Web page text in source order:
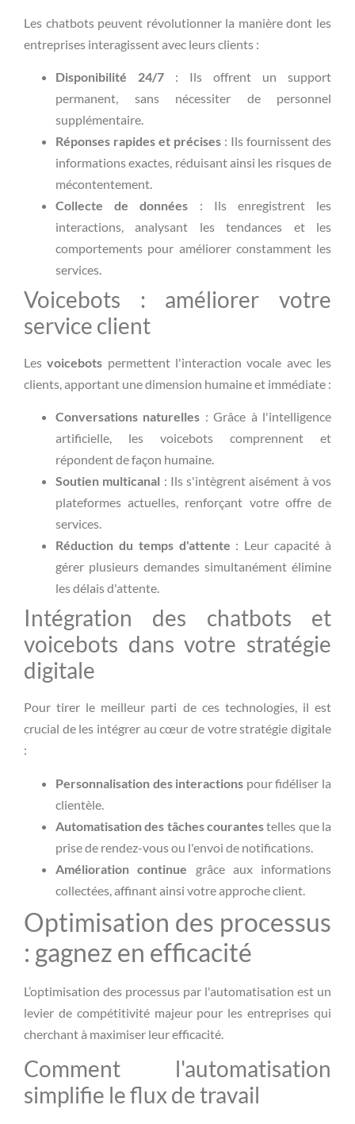
Les chatbots peuvent révolutionner la manière dont les
entreprises interagissent avec leurs clients :
Disponibilité 24/7 : Ils offrent un support
permanent, sans nécessiter de personnel
supplémentaire.
Réponses rapides et précises : Ils fournissent des
informations exactes, réduisant ainsi les risques de
mécontentement.
Collecte de données : Ils enregistrent les
interactions, analysant les tendances et les
comportements pour améliorer constamment les
services.
Voicebots : améliorer votre
service client
Lesvoicebots permettent l'interaction vocale avec les
clients, apportant une dimension humaine et immédiate :
Conversations naturelles : Grâce à l'intelligence
artificielle, les voicebots comprennent et
répondent de façon humaine.
Soutien multicanal : Ils s'intègrent aisément à vos
plateformes actuelles, renforçant votre offre de
services.
Réduction du temps d'attente : Leur capacité à
gérer plusieurs demandes simultanément élimine
les délais d'attente.
Intégration des chatbots et
voicebots dans votre stratégie
digitale
Pour tirer le meilleur parti de ces technologies, il est
crucial de les intégrer au cœur de votre stratégie digitale
:
Personnalisation des interactions pour fidéliser la
clientèle.
Automatisation des tâches courantestelles que la
prise de rendez-vous ou l'envoi de notifications.
Amélioration continue grâce aux informations
collectées, affinant ainsi votre approche client.
Optimisation des processus
: gagnez en efficacité
L’optimisation des processus par l'automatisation est un
levier de compétitivité majeur pour les entreprises qui
cherchant à maximiser leur efficacité.
Comment l'automatisation
simplifie le flux de travail